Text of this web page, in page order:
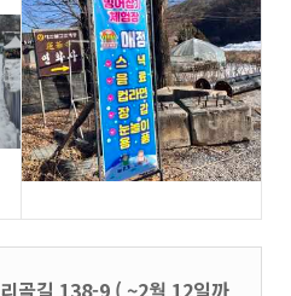
골길 138-9 ( ~2월 12일까